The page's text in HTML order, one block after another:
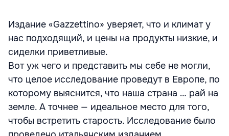
Издание «Gazzettino» уверяет, что и климат у
нас подходящий, и цены на продукты низкие, и
сиделки приветливые.
Вот уж чего и представить мы себе не могли,
что целое исследование проведут в Европе, по
которому выяснится, что наша страна … рай на
земле. А точнее — идеальное место для того,
чтобы встретить старость. Исследование было